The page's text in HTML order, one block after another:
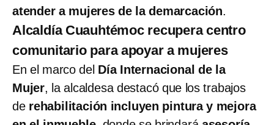
atender a mujeres de la demarcación.
Alcaldía Cuauhtémoc recupera centro
comunitario para apoyar a mujeres
En el marco del Día Internacional de la
Mujer, la alcaldesa destacó que los trabajos
de rehabilitación incluyen pintura y mejora